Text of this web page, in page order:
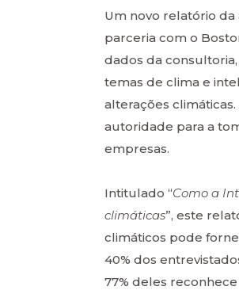
Um novo relatório da
parceria com o
dados da
temas de clima e
alterações
autoridade para a
empresas.
Intitulado “Como a
climáticas”, este
climáticos pode
40% dos
77% deles